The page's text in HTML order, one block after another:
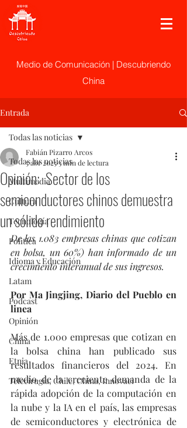
Medio de Comunicación | Descubriendo
China
Entrada
Todas las noticias
Multimedia
Cultura
Tecnología
Politica
Idioma y Educación
Latam
Podcast
Opinión
China
Etnia
Telecirugía, Chile, China, Innovaci
Todas las noticias
Opinión: Sector de los
semiconductores chinos demuestra
un sólido rendimiento
Fabián Pizarro Arcos
5 abr 20253 min de lectura
De las 1.083 empresas chinas que cotizan
en bolsa, un 60%) han informado de un
crecimiento interanual de sus ingresos.
Por Ma Jingjing, Diario del Pueblo en
linea
Más de 1.000 empresas que cotizan en
la bolsa china han publicado sus
resultados financieros del 2024. En
medio de la creciente demanda de la
rápida adopción de la computación en
la nube y la IA en el país, las empresas
de semiconductores y electrónica de